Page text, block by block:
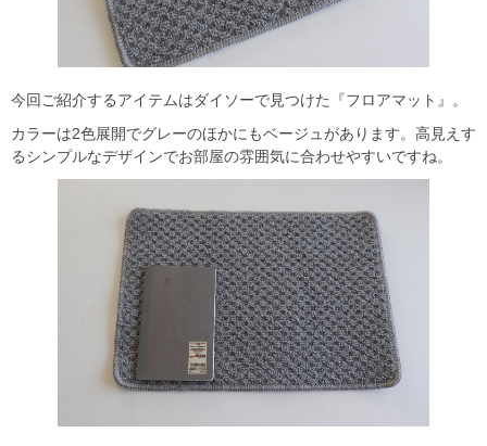
今回ご紹介するアイテムはダイソーで見つけた『フロアマット』。
カラーは2色展開でグレーのほかにもベージュがあります。高見えす
るシンプルなデザインでお部屋の雰囲気に合わせやすいですね。